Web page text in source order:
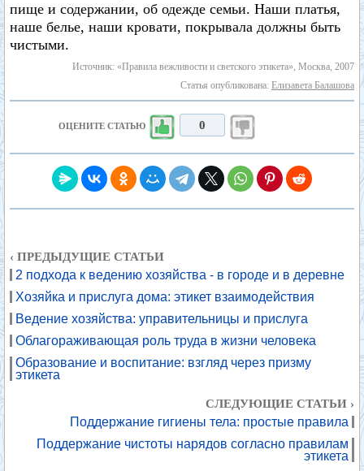
пище и содержании, об одежде семьи. Наши платья,
наше белье, наши кровати, покрывала должны быть
чистыми.
Источник: «Правила вежливости и светского этикета», Москва, 2007
Статья опубликована: Елизавета Балашова
ОЦЕНИТЕ СТАТЬЮ 0
‹ ПРЕДЫДУЩИЕ СТАТЬИ
2 подхода к ведению хозяйства - в городе и в деревне
Хозяйка и прислуга дома: этикет взаимодействия
Ведение хозяйства: управительницы и прислуга
Облагораживающая роль труда в жизни человека
Образование и воспитание: взгляд через призму
этикета
СЛЕДУЮЩИЕ СТАТЬИ ›
Поддержание гигиены тела: простые правила
Поддержание чистоты нарядов согласно правилам
этикета